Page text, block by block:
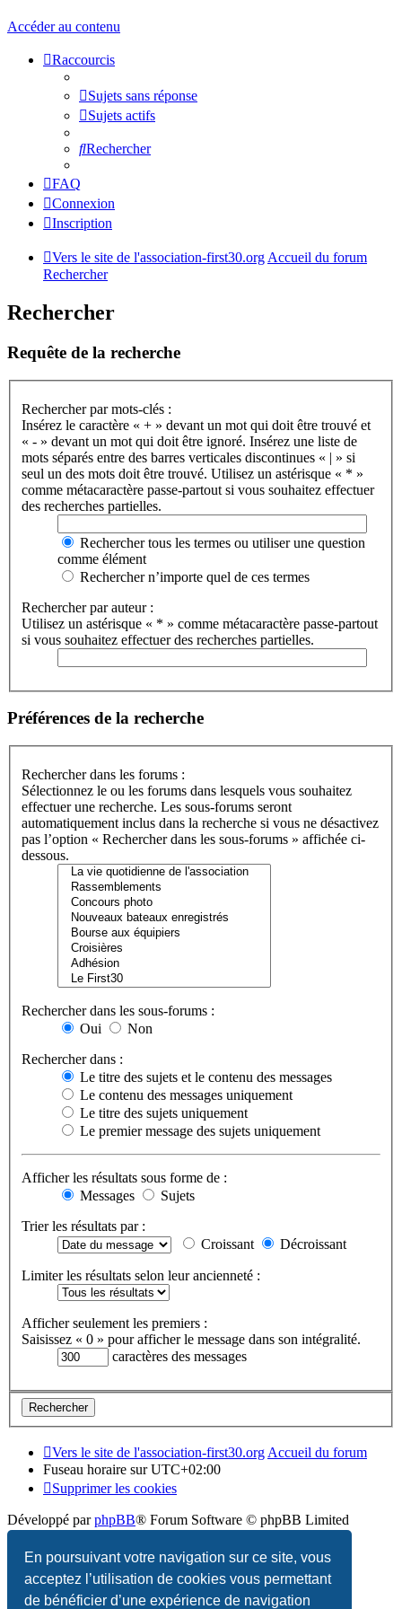
En poursuivant votre navigation sur ce site, vous
acceptez l’utilisation de cookies vous permettant
de bénéficier d’une expérience de navigation
Accéder au contenu
Raccourcis
Sujets sans réponse
Sujets actifs
Rechercher
FAQ
Connexion
Inscription
Vers le site de l'association-first30.orgAccueil du forum
Rechercher
Rechercher
Requête de la recherche
Rechercher par mots-clés :
Insérez le caractère « + » devant un mot qui doit être trouvé et
« - » devant un mot qui doit être ignoré. Insérez une liste de
mots séparés entre des barres verticales discontinues « | » si
seul un des mots doit être trouvé. Utilisez un astérisque « * »
comme métacaractère passe-partout si vous souhaitez effectuer
des recherches partielles.
Rechercher tous les termes ou utiliser une question
comme élément
Rechercher n’importe quel de ces termes
Rechercher par auteur :
Utilisez un astérisque « * » comme métacaractère passe-partout
si vous souhaitez effectuer des recherches partielles.
Préférences de la recherche
Rechercher dans les forums :
Sélectionnez le ou les forums dans lesquels vous souhaitez
effectuer une recherche. Les sous-forums seront
automatiquement inclus dans la recherche si vous ne désactivez
pas l’option « Rechercher dans les sous-forums » affichée ci-
dessous.
Rechercher dans les sous-forums :
Oui
Non
Rechercher dans :
Le titre des sujets et le contenu des messages
Le contenu des messages uniquement
Le titre des sujets uniquement
Le premier message des sujets uniquement
Afficher les résultats sous forme de :
Messages
Sujets
Trier les résultats par :
Croissant
Décroissant
Limiter les résultats selon leur ancienneté :
Afficher seulement les premiers :
Saisissez « 0 » pour afficher le message dans son intégralité.
caractères des messages
Vers le site de l'association-first30.org Accueil du forum
Fuseau horaire surUTC+02:00
Supprimer les cookies
Développé parphpBB® Forum Software © phpBB Limited
Traduction française officielle
©
Qiaeru
Confidentialité |Conditions